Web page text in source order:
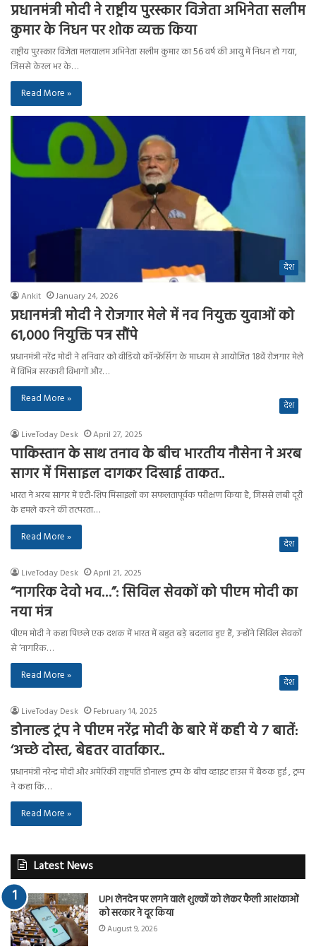
प्रधानमंत्री मोदी ने राष्ट्रीय पुरस्कार विजेता अभिनेता सलीम
कुमार के निधन पर शोक व्यक्त किया
राष्ट्रीय पुरस्कार विजेता मलयालम अभिनेता सलीम कुमार का 56 वर्ष की आयु में निधन हो गया,
जिससे केरल भर के…
Read More »
देश
Ankit January 24, 2026
प्रधानमंत्री मोदी ने रोजगार मेले में नव नियुक्त युवाओं को
61,000 नियुक्ति पत्र सौंपे
प्रधानमंत्री नरेंद्र मोदी ने शनिवार को वीडियो कॉन्फ्रेंसिंग के माध्यम से आयोजित 18वें रोजगार मेले
में विभिन्न सरकारी विभागों और…
Read More »
देश
LiveToday Desk April 27, 2025
पाकिस्तान के साथ तनाव के बीच भारतीय नौसेना ने अरब
सागर में मिसाइल दागकर दिखाई ताकत..
भारत ने अरब सागर में एंटी-शिप मिसाइलों का सफलतापूर्वक परीक्षण किया है, जिससे लंबी दूरी
के हमले करने की तत्परता…
Read More »
देश
LiveToday Desk April 21, 2025
“नागरिक देवो भव…”: सिविल सेवकों को पीएम मोदी का
नया मंत्र
पीएम मोदी ने कहा पिछले एक दशक में भारत में बहुत बड़े बदलाव हुए हैं, उन्होंने सिविल सेवकों
से ‘नागरिक…
Read More »
देश
LiveToday Desk February 14, 2025
डोनाल्ड ट्रंप ने पीएम नरेंद्र मोदी के बारे में कही ये 7 बातें:
‘अच्छे दोस्त, बेहतर वार्ताकार..
प्रधानमंत्री नरेन्द्र मोदी और अमेरिकी राष्ट्रपति डोनाल्ड ट्रम्प के बीच व्हाइट हाउस में बैठक हुई , ट्रम्प
ने कहा कि…
Read More »
Latest News
UPI लेनदेन पर लगने वाले शुल्कों को लेकर फैली आशंकाओं
को सरकार ने दूर किया
August 9, 2026